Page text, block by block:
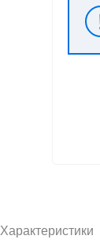
Характеристики